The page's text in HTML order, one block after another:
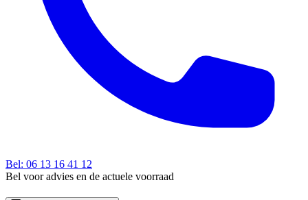
Bel: 06 13 16 41 12
Bel voor advies en de actuele voorraad